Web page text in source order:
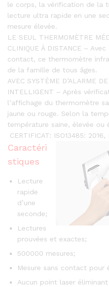
le corps, la vérification de la
lecture ultra rapide en une
mesure élevée.
LE SEUL THERMOMÈTRE
CLINIQUE À DISTANCE –
contact, ce thermomètre
de la famille de tous âges.
AVEC SYSTÈME D’ALARME
INTELLIGENT – Après
l’affichage du thermomètre
jaune ou rouge. Selon la
température saine, élevée ou
CERTIFICAT: ISO13485: 2016,
Caractéri
stiques
Lecture
rapide
d’une
seconde;
Lectures
prouvées et exactes;
500000 mesures;
Mesure sans contact pour
Aucun point laser